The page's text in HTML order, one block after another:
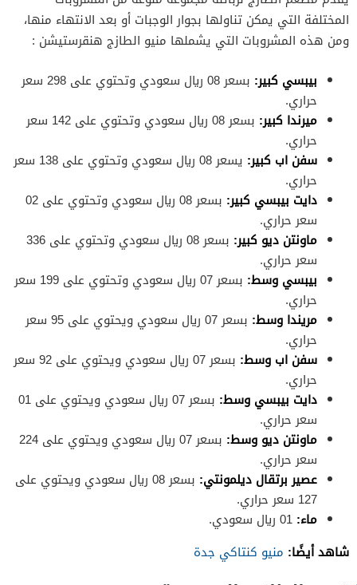
المختلفة التي يمكن تناولها بجوار الوجبات أو بعد الانتهاء منها،
ومن هذه المشروبات التي يشملها منيو الطازج هنقرستيشن :
بيبسي كبير:
بسعر 08 ريال سعودي وتحتوي على 298 سعر
حراري.
ميرندا كبير:
بسعر 08 ريال سعودي وتحتوي على 142 سعر
حراري.
سفن اب كبير:
يسعر 08 ريال سعودي وتحتوي على 138 سعر
حراري.
دايت بيبسي كبير:
بسعر 08 ريال سعودي وتحتوي على 02
سعر حراري.
ماونتن ديو كبير:
بسعر 08 ريال سعودي وتحتوي على 336
سعر حراري.
بيبسي وسط:
بسعر 07 ريال سعودي وتحتوي على 199 سعر
حراري.
مريندا وسط:
بسعر 07 ريال سعودي ويحتوي على 95 سعر
حراري.
سفن اب وسط:
بسعر 07 ريال سعودي ويحتوي على 92 سعر
حراري.
دايت بيبسي وسط:
بسعر 07 ريال سعودي ويحتوي على 01
سعر حراري.
ماونتن ديو وسط:
بسعر 07 ريال سعودي ويحتوي على 224
سعر حراري.
عصير برتقال ديلمونتي:
بسعر 08 ريال سعودي ويحتوي على
127 سعر حراري.
ماء:
شاهد أيضًا: منيو كنتاكي جدة